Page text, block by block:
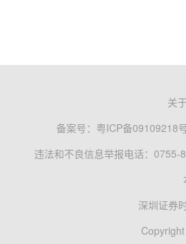
关
备案号： 粤ICP备09109218
违法和不良信息举报电话：0755-
深圳证券